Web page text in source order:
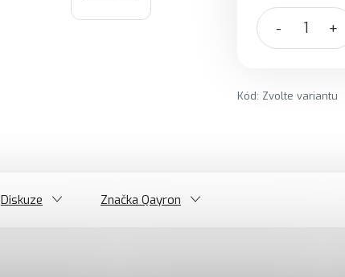
Kód: Zvolte variantu
Diskuze Značka Qayron